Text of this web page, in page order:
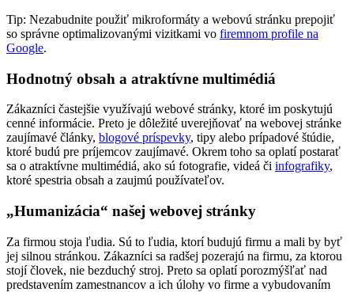
Tip: Nezabudnite použiť mikroformáty a webovú stránku prepojiť
so správne optimalizovanými vizitkami vo firemnom profile na
Google.
Hodnotný obsah a atraktívne multimédiá
Zákazníci častejšie využívajú webové stránky, ktoré im poskytujú
cenné informácie. Preto je dôležité uverejňovať na webovej stránke
zaujímavé články, blogové príspevky, tipy alebo prípadové štúdie,
ktoré budú pre príjemcov zaujímavé. Okrem toho sa oplatí postarať
sa o atraktívne multimédiá, ako sú fotografie, videá či infografiky,
ktoré spestria obsah a zaujmú používateľov.
„Humanizácia“ našej webovej stránky
Za firmou stoja ľudia. Sú to ľudia, ktorí budujú firmu a mali by byť
jej silnou stránkou. Zákazníci sa radšej pozerajú na firmu, za ktorou
stojí človek, nie bezduchý stroj. Preto sa oplatí porozmýšľať nad
predstavením zamestnancov a ich úlohy vo firme a vybudovaním